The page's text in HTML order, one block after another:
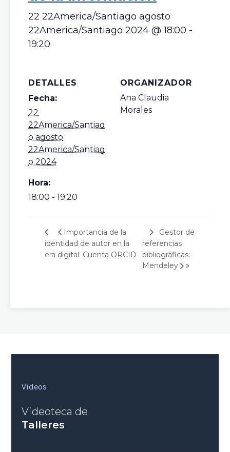
22 22America/Santiago agosto
22America/Santiago 2024 @ 18:00 -
19:20
DETALLES
Fecha:
22
22America/Santiag
o agosto
22America/Santiag
o 2024
Hora:
18:00 - 19:20
ORGANIZADOR
Ana Claudia
Morales
Importancia de la
identidad de autor en la
era digital: Cuenta ORCID
Gestor de
referencias
bibliográficas:
Mendeley
»
Videos
Videoteca de
Talleres